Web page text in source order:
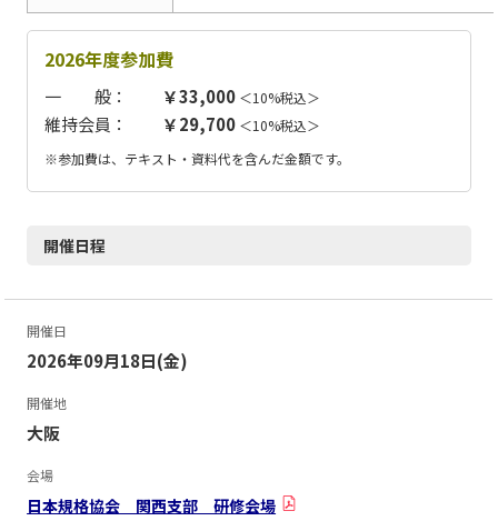
2026年度参加費
一 般： ￥33,000 ＜10%税込＞
維持会員： ￥29,700 ＜10%税込＞
※参加費は、テキスト・資料代を含んだ金額です。
開催日程
開催日
2026年09月18日(金)
開催地
大阪
会場
日本規格協会 関西支部 研修会場